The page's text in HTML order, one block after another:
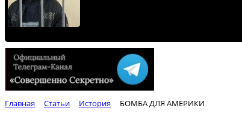
Главная Статьи История БОМБА ДЛЯ АМЕРИКИ